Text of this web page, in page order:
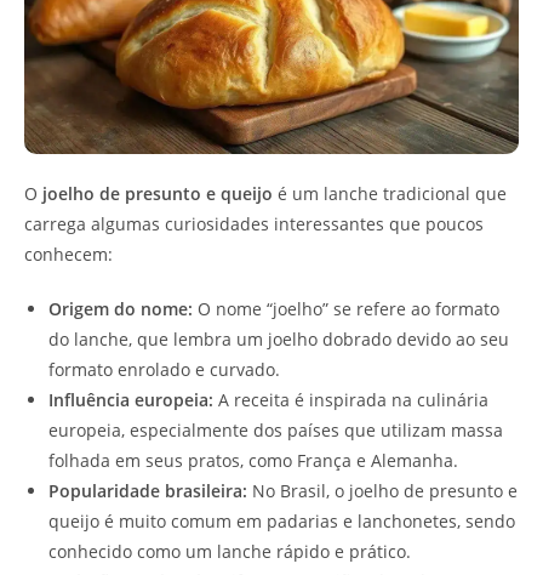
O joelho de presunto e queijo é um lanche tradicional que
carrega algumas curiosidades interessantes que poucos
conhecem:
Origem do nome: O nome “joelho” se refere ao formato
do lanche, que lembra um joelho dobrado devido ao seu
formato enrolado e curvado.
Influência europeia: A receita é inspirada na culinária
europeia, especialmente dos países que utilizam massa
folhada em seus pratos, como França e Alemanha.
Popularidade brasileira: No Brasil, o joelho de presunto e
queijo é muito comum em padarias e lanchonetes, sendo
conhecido como um lanche rápido e prático.